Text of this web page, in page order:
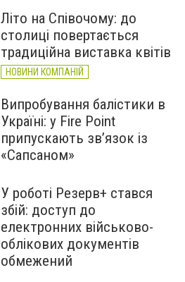
Літо на Співочому: до
столиці повертається
традиційна виставка квітів
НОВИНИ КОМПАНІЙ
Випробування балістики в
Україні: у Fire Point
припускають зв’язок із
«Сапсаном»
У роботі Резерв+ стався
збій: доступ до
електронних військово-
облікових документів
обмежений